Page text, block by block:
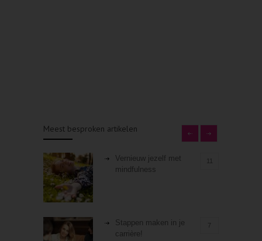
Meest besproken artikelen
Vernieuw jezelf met
mindfulness
Stappen maken in je
carrière!
7